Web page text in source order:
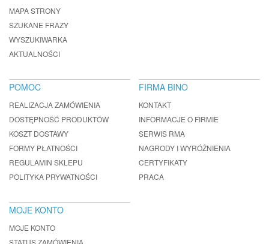
MAPA STRONY
SZUKANE FRAZY
WYSZUKIWARKA
AKTUALNOŚCI
POMOC
REALIZACJA ZAMÓWIENIA
DOSTĘPNOŚĆ PRODUKTÓW
KOSZT DOSTAWY
FORMY PŁATNOŚCI
REGULAMIN SKLEPU
POLITYKA PRYWATNOŚCI
FIRMA BINO
KONTAKT
INFORMACJE O FIRMIE
SERWIS RMA
NAGRODY I WYRÓŻNIENIA
CERTYFIKATY
PRACA
MOJE KONTO
MOJE KONTO
STATUS ZAMÓWIENIA